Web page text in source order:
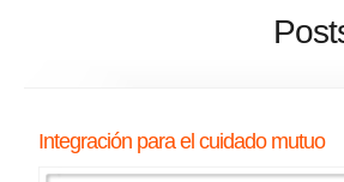
Integración para el cuidado mutuo